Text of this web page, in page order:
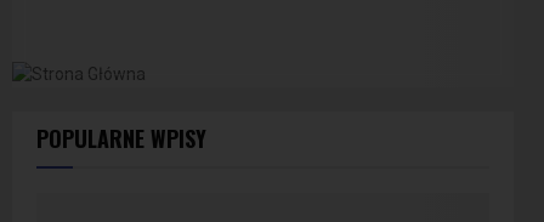
POPULARNE WPISY